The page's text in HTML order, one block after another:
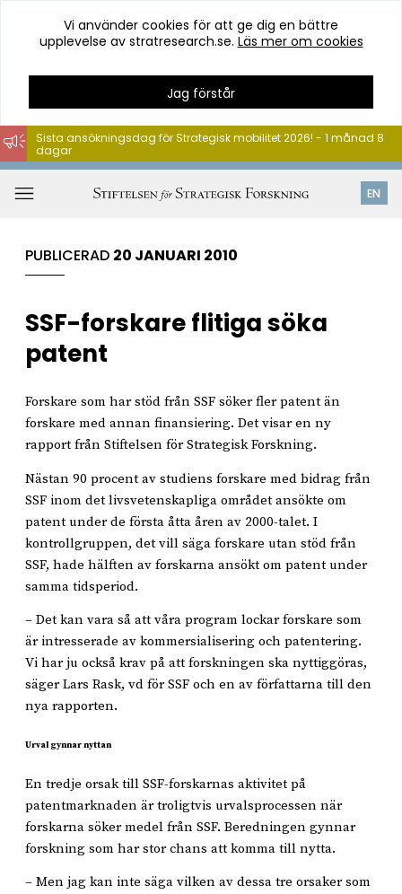
Hoppa
till
innehåll
Vi använder cookies för att ge dig en bättre
upplevelse av stratresearch.se. Läs mer om cookies
Jag förstår
EN
Sista ansökningsdag för Strategisk mobilitet 2026! - 1 månad 8
dagar
PUBLICERAD 20 JANUARI 2010
SSF-forskare flitiga söka
patent
Forskare som har stöd från SSF söker fler patent än
forskare med annan finansiering. Det visar en ny
rapport från Stiftelsen för Strategisk Forskning.
Nästan 90 procent av studiens forskare med bidrag från
SSF inom det livsvetenskapliga området ansökte om
patent under de första åtta åren av 2000-talet. I
kontrollgruppen, det vill säga forskare utan stöd från
SSF, hade hälften av forskarna ansökt om patent under
samma tidsperiod.
– Det kan vara så att våra program lockar forskare som
är intresserade av kommersialisering och patentering.
Vi har ju också krav på att forskningen ska nyttiggöras,
säger Lars Rask, vd för SSF och en av författarna till den
nya rapporten.
Urval gynnar nyttan
En tredje orsak till SSF-forskarnas aktivitet på
patentmarknaden är troligtvis urvalsprocessen när
forskarna söker medel från SSF. Beredningen gynnar
forskning som har stor chans att komma till nytta.
– Men jag kan inte säga vilken av dessa tre orsaker som